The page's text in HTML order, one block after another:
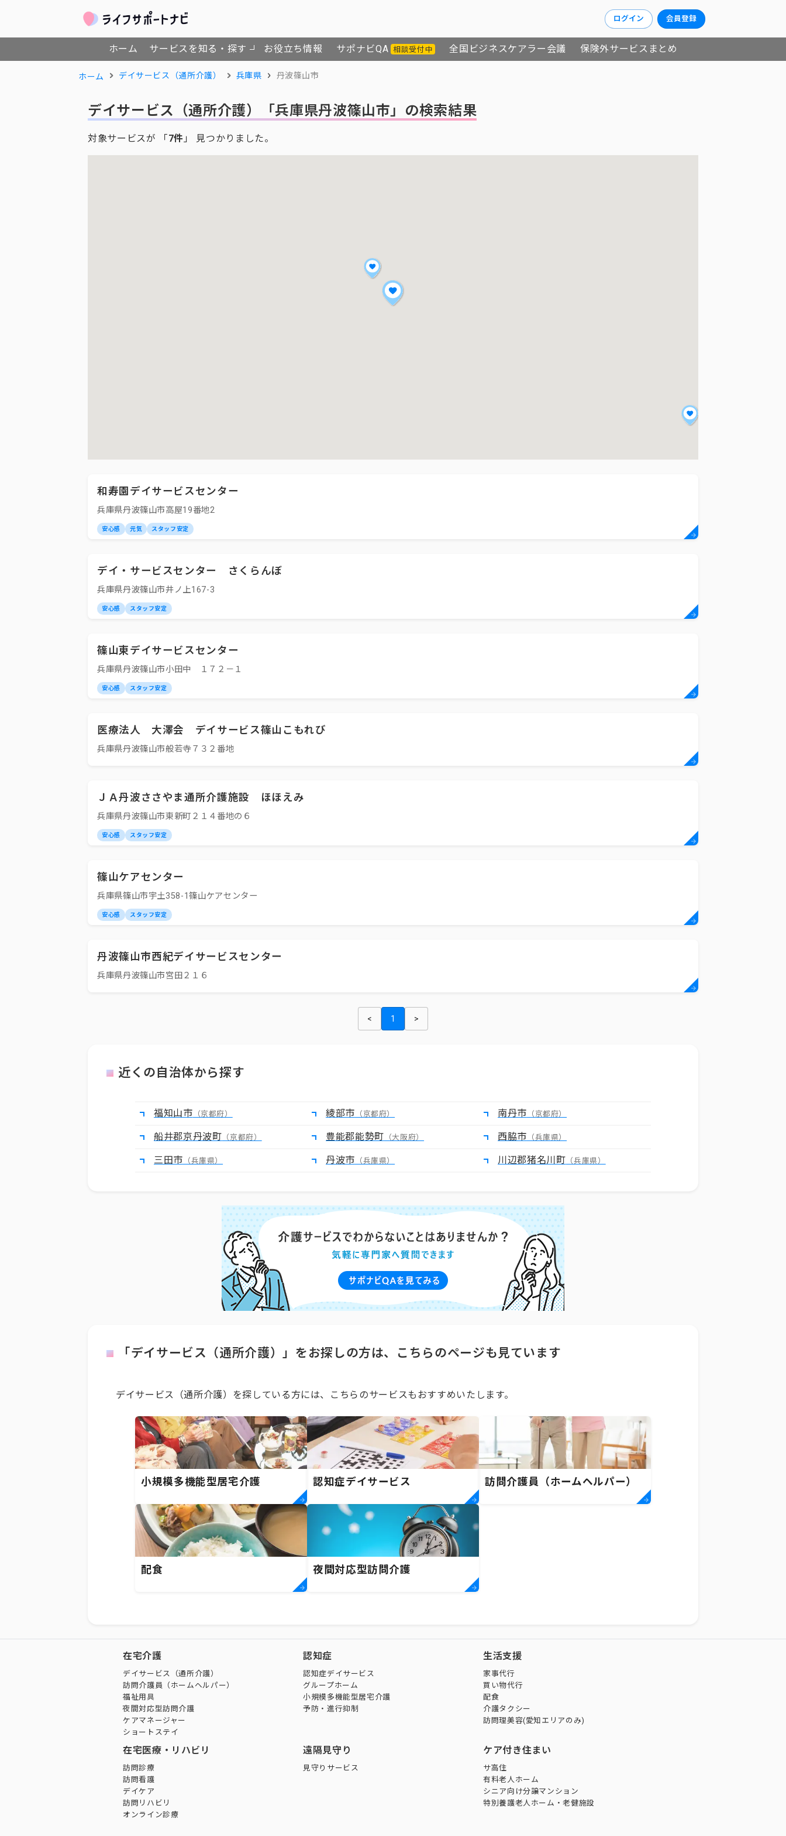
ログイン 会員登録
ホーム サービスを知る・探す お役立ち情報 サポナビQA 相談受付中 全国ビジネスケアラー会議 保険外サービスまとめ
ホーム デイサービス（通所介護） 兵庫県 丹波篠山市
デイサービス（通所介護） 「兵庫県丹波篠山市」の検索結果
対象サービスが 「7件 」 見つかりました。
和寿園デイサービスセンター
兵庫県丹波篠山市高屋19番地2
安心感 元気 スタッフ安定
デイ・サービスセンター さくらんぼ
兵庫県丹波篠山市井ノ上167-3
安心感 スタッフ安定
篠山東デイサービスセンター
兵庫県丹波篠山市小田中 １７２－１
安心感 スタッフ安定
医療法人 大澤会 デイサービス篠山こもれび
兵庫県丹波篠山市般若寺７３２番地
ＪＡ丹波ささやま通所介護施設 ほほえみ
兵庫県丹波篠山市東新町２１４番地の６
安心感 スタッフ安定
篠山ケアセンター
兵庫県篠山市宇土358-1篠山ケアセンター
安心感 スタッフ安定
丹波篠山市西紀デイサービスセンター
兵庫県丹波篠山市宮田２１６
< 1 >
近くの自治体から探す
福知山市 （京都府） 綾部市 （京都府） 南丹市 （京都府）
船井郡京丹波町 （京都府） 豊能郡能勢町 （大阪府） 西脇市 （兵庫県）
三田市 （兵庫県） 丹波市 （兵庫県） 川辺郡猪名川町 （兵庫県）
「デイサービス（通所介護）」をお探しの方は、こちらのページも見ています
デイサービス（通所介護）を探している方には、こちらのサービスもおすすめいたします。
小規模多機能型居宅介護 認知症デイサービス 訪問介護員（ホームヘルパー）
配食 夜間対応型訪問介護
在宅介護
デイサービス（通所介護）
訪問介護員（ホームヘルパー）
福祉用具
夜間対応型訪問介護
ケアマネージャー
ショートステイ
認知症
認知症デイサービス
グループホーム
小規模多機能型居宅介護
予防・進行抑制
生活支援
家事代行
買い物代行
配食
介護タクシー
訪問理美容(愛知エリアのみ)
在宅医療・リハビリ
訪問診療
訪問看護
デイケア
訪問リハビリ
オンライン診療
遠隔見守り
見守りサービス
ケア付き住まい
サ高住
有料老人ホーム
シニア向け分譲マンション
特別養護老人ホーム・老健施設